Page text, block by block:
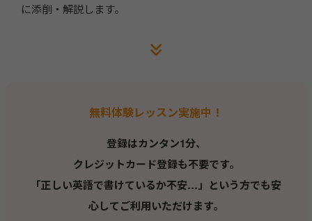
に添削・解説します。
無料体験レッスン実施中！
登録はカンタン1分、
クレジットカード登録も不要です。
「正しい英語で書けているか不安…」という方でも安
心してご利用いただけます。